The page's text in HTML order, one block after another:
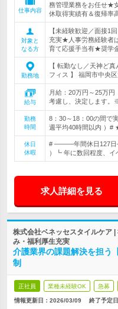
仕事内容
務管理業務をお任せ★
休取得実績有＆復帰率
対象と
なる方
【未経験歓迎／面接1
充実★人事労務経験者
育て応援手当有★奨学
勤務地
【 転勤なし／天神ど
フィス 】 福岡市中央
給与
月給：20万円～25万
考慮し、決定します。
勤務
時間
8：30～18：00の間で
週平均40時間以内 ）#
休日
休暇
# ―――年間休日127日
）┗ 年に数回程度、イ
求人詳細を見る
株式会社ベネッセスタイルケア
み・福利厚生充実
介護業界の課題解決を担う
制
正社員 業種未経験OK 急募
情報更新日：2026/03/09 終了予定日